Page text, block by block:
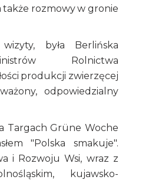
także rozmowy w gronie
była Berlińska
Rolnictwa
produkcji zwierzęcej
odpowiedzialny
Targach Grüne Woche
"Polska smakuje".
i Rozwoju Wsi, wraz z
kujawsko-